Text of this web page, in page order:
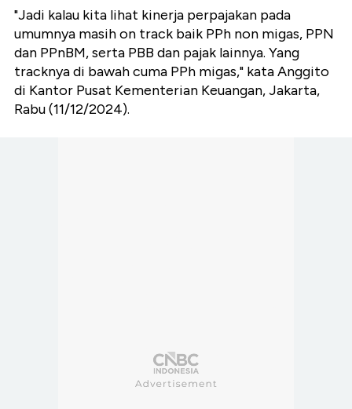
"Jadi kalau kita lihat kinerja perpajakan pada
umumnya masih on track baik PPh non migas, PPN
dan PPnBM, serta PBB dan pajak lainnya. Yang
tracknya di bawah cuma PPh migas," kata Anggito
di Kantor Pusat Kementerian Keuangan, Jakarta,
Rabu (11/12/2024).